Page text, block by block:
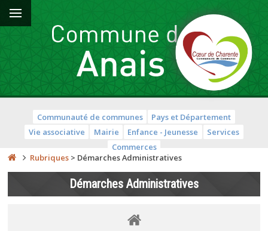
Communauté de communes
Pays et Département
Vie associative
Mairie Enfance - Jeunesse
Services
Commerces
Rubriques > Démarches Administratives
Démarches Administratives